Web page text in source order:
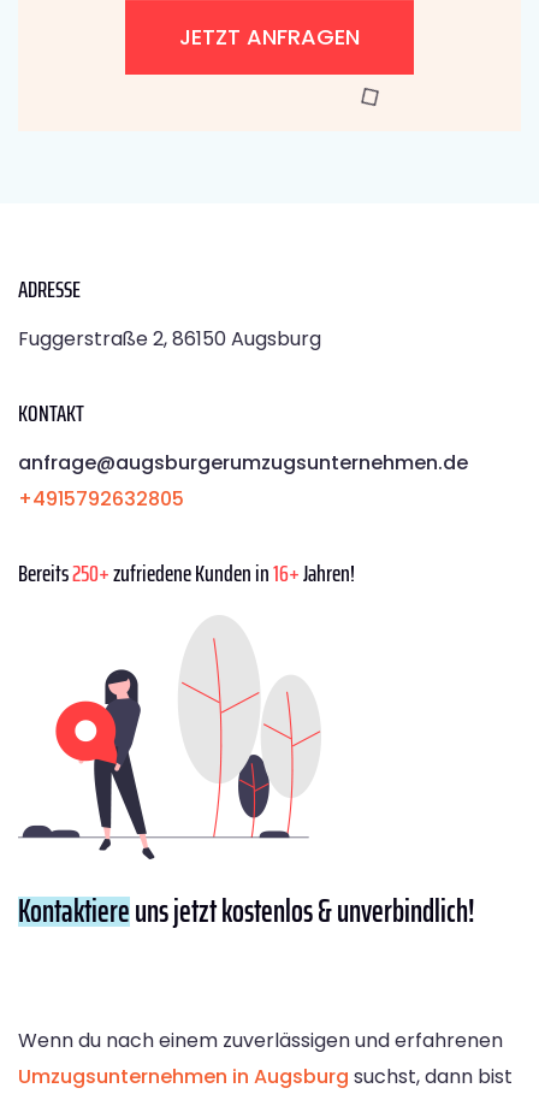
JETZT ANFRAGEN
ADRESSE
Fuggerstraße 2, 86150 Augsburg
KONTAKT
anfrage@augsburgerumzugsunternehmen.de
+4915792632805
Bereits250+zufriedene Kunden in16+Jahren!
Kontaktiereuns jetzt kostenlos & unverbindlich!
Wenn du nach einem zuverlässigen und erfahrenen
Umzugsunternehmen in Augsburg suchst, dann bist